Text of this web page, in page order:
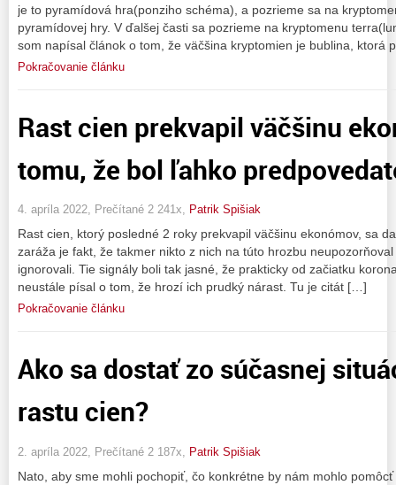
je to pyramídová hra(ponziho schéma), a pozrieme sa na
pyramídovej hry. V ďalšej časti sa pozrieme na kryptomenu
som napísal článok o tom, že väčšina kryptomien je bublina, ktorá
Pokračovanie článku
Rast cien prekvapil väčšinu
tomu, že bol ľahko
4. apríla 2022, Prečítané 2 241x, Patrik Spišiak
Rast cien, ktorý posledné 2 roky prekvapil väčšinu ekonómov, sa
zaráža je fakt, že takmer nikto z nich na túto hrozbu
ignorovali. Tie signály boli tak jasné, že prakticky od začiatku
neustále písal o tom, že hrozí ich prudký nárast. Tu je citát […]
Pokračovanie článku
Ako sa dostať zo súčasnej
rastu cien?
2. apríla 2022, Prečítané 2 187x, Patrik Spišiak
Nato, aby sme mohli pochopiť, čo konkrétne by nám mohlo